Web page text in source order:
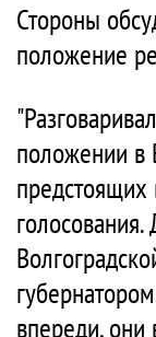
Стороны
положение
положении в
голосования.
впереди, они